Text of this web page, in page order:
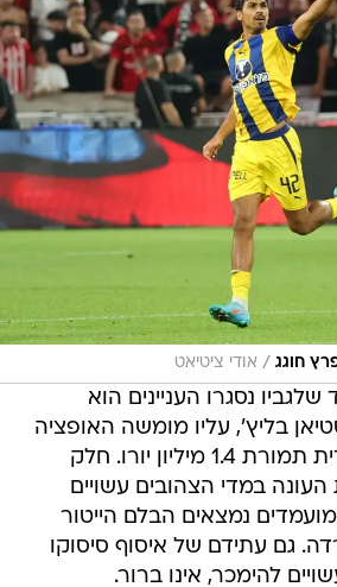
חוגג / אודי ציטיאט
נסגרו העניינים הוא
בליץ', עליו מומשה האופציה
מאלקמאר ההולנדית תמורת 1.4 מיליון יורו. חלק
במדי הצהובים עשויים
נמצאים הבלם הייטור
גם עתידם של איסוף סיסוקו
להימכר, אינו ברור.